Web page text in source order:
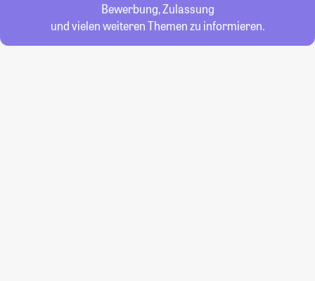
Bewerbung, Zulassung
und vielen weiteren Themen zu informieren.